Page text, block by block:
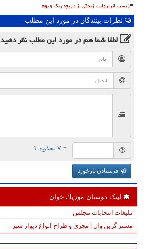
زیست اثر روایت زندگی از دریچه رنگ و بوم
نظرات بینندگان در مورد این مطلب
لطفا شما همدر مورد این مطلبنظر دهید
= ۷ بعلاوه ۱
فرستادن بازخورد
لینک دوستان موزیك خوان
تبلیغات انتخابات مجلس
مستر گرین وال | مجری و طراح انواع دیوار سبز